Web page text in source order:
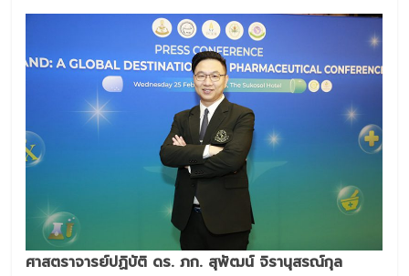
ศาสตราจารย์ปฏิบัติ ดร. ภก. สุพัฒน์ จิรานุสรณ์กุล